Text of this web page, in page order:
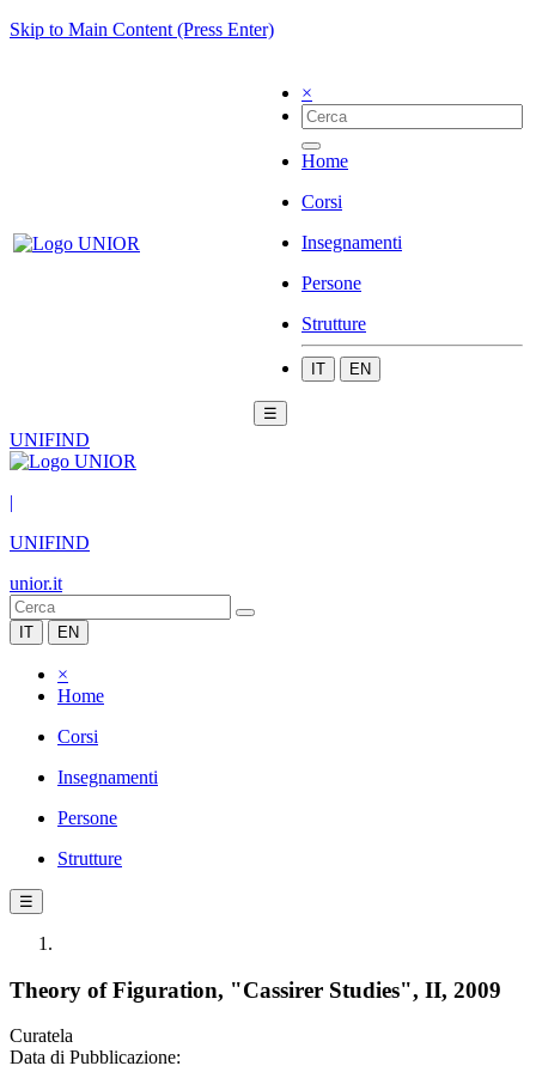
Skip to Main Content (Press Enter)
×
Home
Corsi
Insegnamenti
Persone
Strutture
IT EN
☰
UNIFIND
|
UNIFIND
unior.it
IT EN
×
Home
Corsi
Insegnamenti
Persone
Strutture
☰
Theory of Figuration, "Cassirer Studies", II, 2009
Curatela
Data di Pubblicazione: